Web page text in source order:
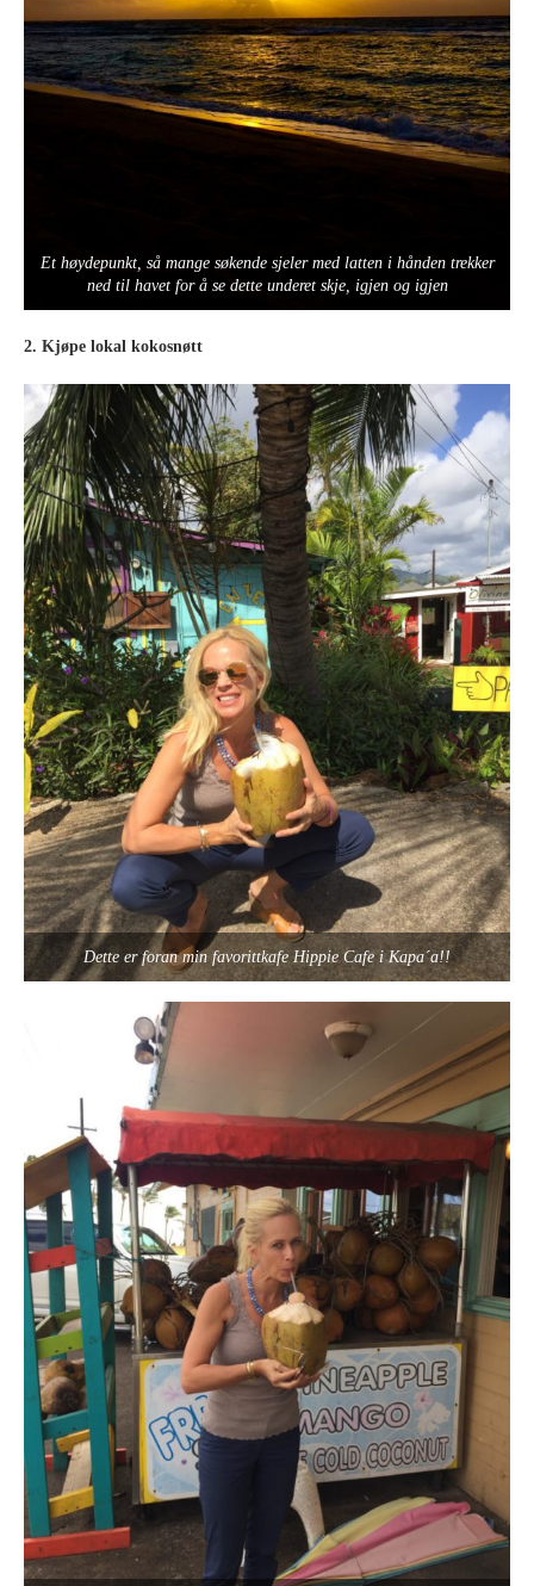
Et høydepunkt, så mange søkende sjeler med latten i hånden trekker
ned til havet for å se dette underet skje, igjen og igjen
2. Kjøpe lokal kokosnøtt
Dette er foran min favorittkafe Hippie Cafe i Kapa´a!!